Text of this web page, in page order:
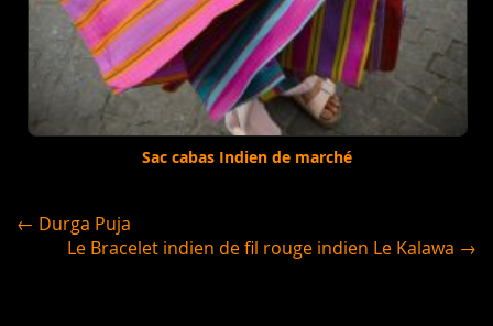
Sac cabas Indien de marché
← Durga Puja
Le Bracelet indien de fil rouge indien Le Kalawa →